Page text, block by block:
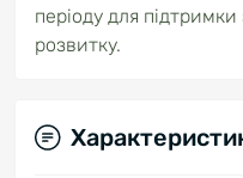
періоду для
розвитку.